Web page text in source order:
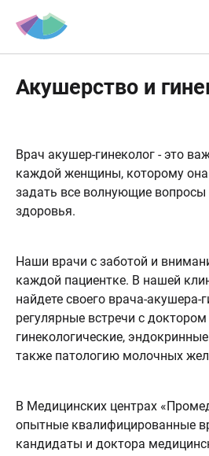
Акушерство и
Врач акушер-гинеколог - это
каждой женщины, которому
задать все волнующие вопросы
здоровья.
Наши врачи с заботой и
каждой пациентке. В нашей
найдете своего врача-акушера-
регулярные встречи с
гинекологические,
также патологию молочных
В Медицинских центрах
опытные квалифицированные
кандидаты и доктора